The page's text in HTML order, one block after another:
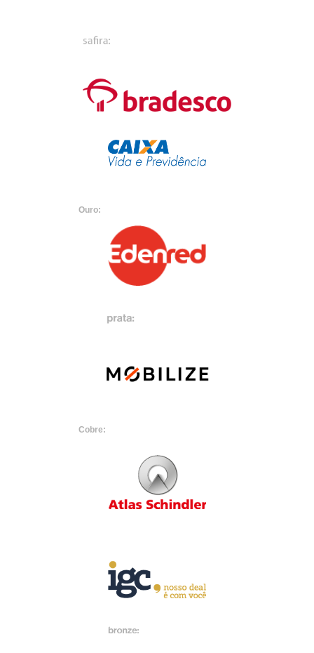
Ouro:
Cobre: